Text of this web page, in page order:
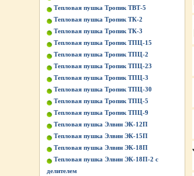
Тепловая пушка Тропик ТВТ-5
Тепловая пушка Тропик ТК-2
Тепловая пушка Тропик ТК-3
Тепловая пушка Тропик ТПЦ-15
Тепловая пушка Тропик ТПЦ-2
Тепловая пушка Тропик ТПЦ-23
Тепловая пушка Тропик ТПЦ-3
Тепловая пушка Тропик ТПЦ-30
Тепловая пушка Тропик ТПЦ-5
Тепловая пушка Тропик ТПЦ-9
Тепловая пушка Элвин ЭК-12П
Тепловая пушка Элвин ЭК-15П
Тепловая пушка Элвин ЭК-18П
Тепловая пушка Элвин ЭК-18П-2 с
делителем